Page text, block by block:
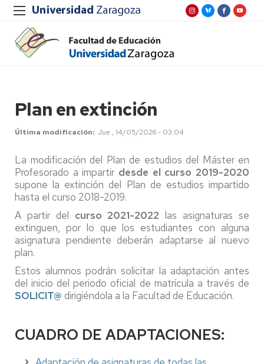
Plan en extinción
Última modificación Jue , 14/05/2026 - 03:04
La modificación del Plan de estudios del Máster en
Profesorado a impartir desde el curso 2019-2020
supone la extinción del Plan de estudios impartido
hasta el curso 2018-2019.
A partir del curso 2021-2022 las asignaturas se
extinguen, por lo que los estudiantes con alguna
asignatura pendiente deberán adaptarse al nuevo
plan.
Estos alumnos podrán solicitar la adaptación antes
del inicio del periodo oficial de matrícula a través de
SOLICIT@ dirigiéndola a la Facultad de Educación.
CUADRO DE ADAPTACIONES: